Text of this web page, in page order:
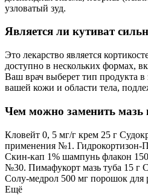
узловатый зуд.
Является ли кутиват
Это лекарство является
доступно в нескольких формах,
Ваш врач выберет тип продукта в
вашей кожи и области тела,
Чем можно заменить мазь
Кловейт 0, 5 мг/г крем 25 г
применения №1. Гидрокортизон-
Скин-кап 1% шампунь флакон
№30. Пимафукорт мазь туба 15 г
Солу-медрол 500 мг порошок для
Ещё